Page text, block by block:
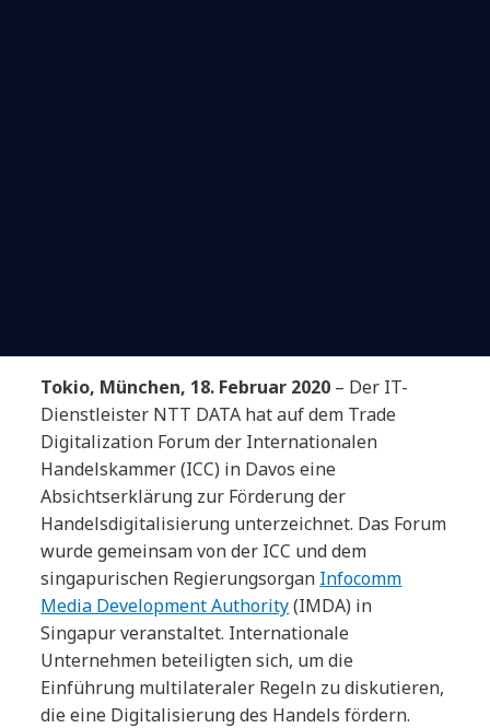
Tokio, München, 18. Februar 2020 – Der IT-
Dienstleister NTT DATA hat auf dem Trade
Digitalization Forum der Internationalen
Handelskammer (ICC) in Davos eine
Absichtserklärung zur Förderung der
Handelsdigitalisierung unterzeichnet. Das Forum
wurde gemeinsam von der ICC und dem
singapurischen Regierungsorgan Infocomm
Media Development Authority(IMDA) in
Singapur veranstaltet. Internationale
Unternehmen beteiligten sich, um die
Einführung multilateraler Regeln zu diskutieren,
die eine Digitalisierung des Handels fördern.